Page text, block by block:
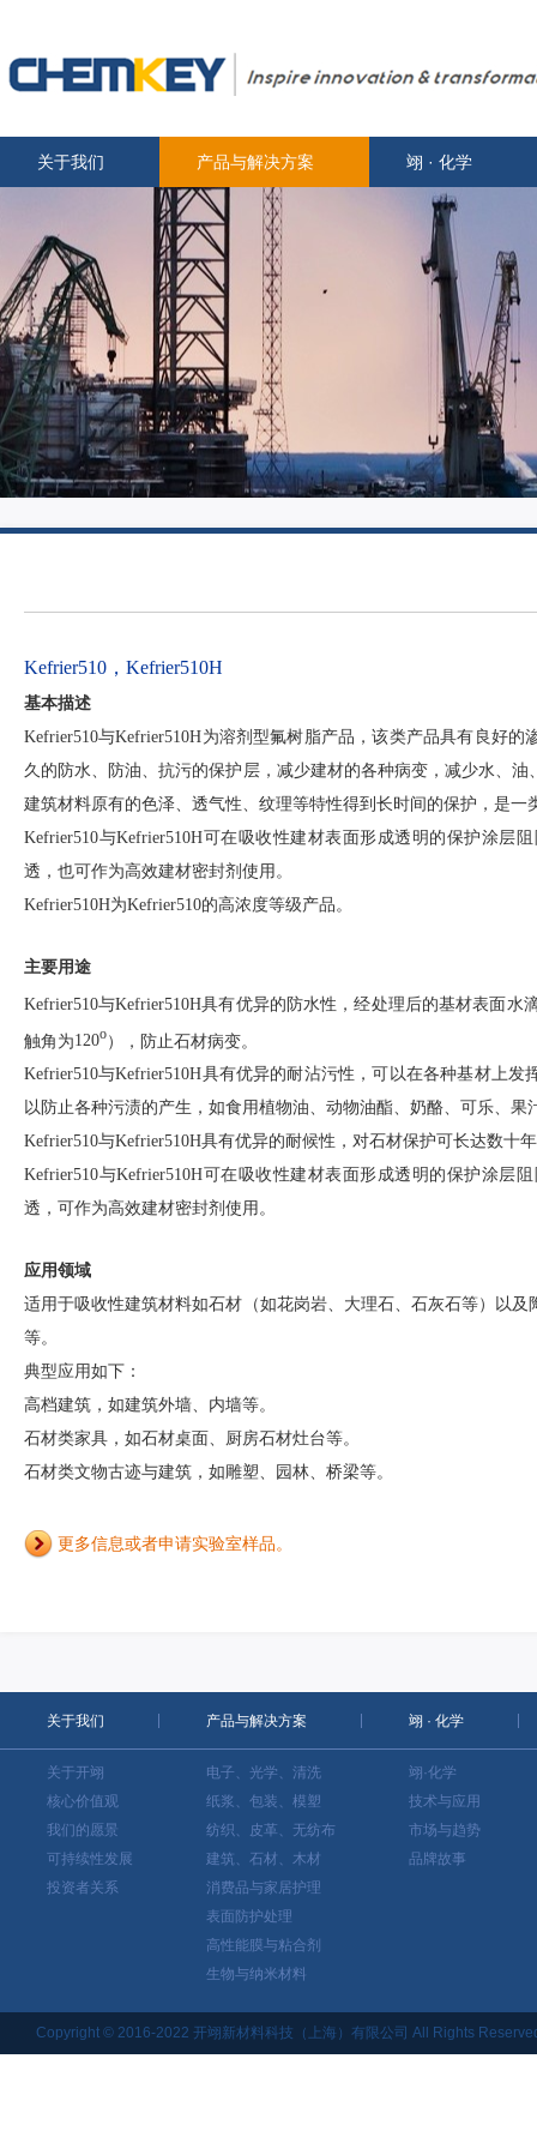
关于我们 产品与解决方案 翊 · 化学
Kefrier510，Kefrier510H
基本描述
Kefrier510与Kefrier510H为溶剂型氟树脂产品，该类产品具有良好的
久的防水、防油、抗污的保护层，减少建材的各种病变，减少水、
建筑材料原有的色泽、透气性、纹理等特性得到长时间的保护，是一
Kefrier510与Kefrier510H可在吸收性建材表面形成透明的保护涂层
透，也可作为高效建材密封剂使用。
Kefrier510H为Kefrier510的高浓度等级产品。
主要用途
Kefrier510与Kefrier510H具有优异的防水性，经处理后的基材表面水
触角为120o），防止石材病变。
Kefrier510与Kefrier510H具有优异的耐沾污性，可以在各种基材上发
以防止各种污渍的产生，如食用植物油、动物油酯、奶酪、可乐、果
Kefrier510与Kefrier510H具有优异的耐候性，对石材保护可长达数十
Kefrier510与Kefrier510H可在吸收性建材表面形成透明的保护涂层
透，可作为高效建材密封剂使用。
应用领域
适用于吸收性建筑材料如石材（如花岗岩、大理石、石灰石等）以
等。
典型应用如下：
高档建筑，如建筑外墙、内墙等。
石材类家具，如石材桌面、厨房石材灶台等。
石材类文物古迹与建筑，如雕塑、园林、桥梁等。
更多信息或者申请实验室样品。
关于我们
关于开翊
核心价值观
我们的愿景
可持续性发展
投资者关系
产品与解决方案
电子、光学、清洗
纸浆、包装、模塑
纺织、皮革、无纺布
建筑、石材、木材
消费品与家居护理
表面防护处理
高性能膜与粘合剂
生物与纳米材料
翊 · 化学
翊·化学
技术与应用
市场与趋势
品牌故事
Copyright © 2016-2022 开翊新材料科技（上海）有限公司 All Rights